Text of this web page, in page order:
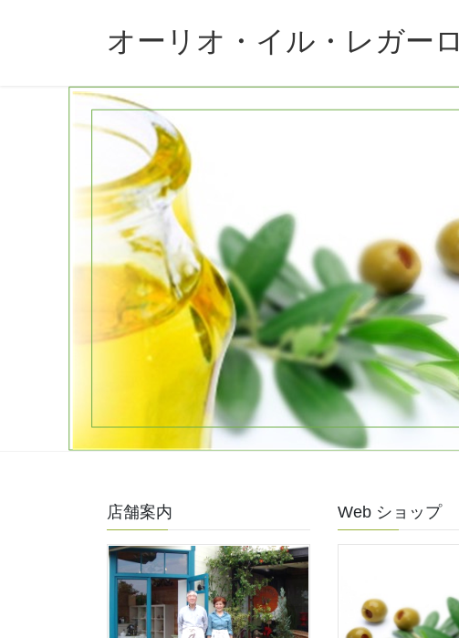
オーリオ・イル・レガーロ
店舗案内 Web ショップ